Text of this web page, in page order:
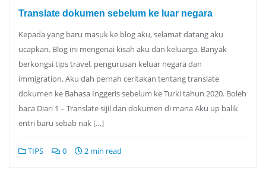
Translate dokumen sebelum ke luar negara
Kepada yang baru masuk ke blog aku, selamat datang aku
ucapkan. Blog ini mengenai kisah aku dan keluarga. Banyak
berkongsi tips travel, pengurusan keluar negara dan
immigration. Aku dah pernah ceritakan tentang translate
dokumen ke Bahasa Inggeris sebelum ke Turki tahun 2020. Boleh
baca Diari 1 – Translate sijil dan dokumen di mana Aku up balik
entri baru sebab nak […]
TIPS 0 2 min read